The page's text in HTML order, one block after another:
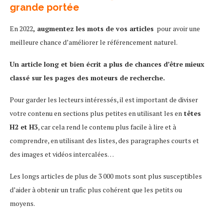
grande portée
En 2022, augmentez les mots de vos articles pour avoir une
meilleure chance d’améliorer le référencement naturel.
Un article long et bien écrit a plus de chances d’être mieux
classé sur les pages des moteurs de recherche.
Pour garder les lecteurs intéressés, il est important de diviser
votre contenu en sections plus petites en utilisant les en têtes
H2 et H3, car cela rend le contenu plus facile à lire et à
comprendre, en utilisant des listes, des paragraphes courts et
des images et vidéos intercalées…
Les longs articles de plus de 3 000 mots sont plus susceptibles
d’aider à obtenir un trafic plus cohérent que les petits ou
moyens.